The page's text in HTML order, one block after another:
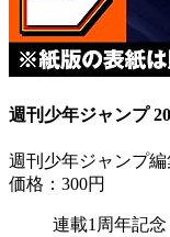
週刊少年ジャンプ
週刊少年ジャンプ
価格：300円
連載1周年記